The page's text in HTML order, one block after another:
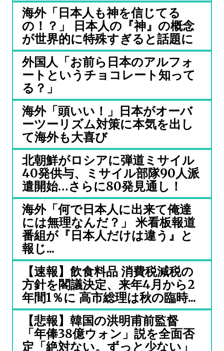
海外「日本人も神を信じてる
の！？」 日本人の『神』の概念
が世界的に特殊すぎると話題に
外国人「お前ら日本のアルフォ
ートというチョコレート知って
る？」
海外「頭いい！」日本がオーバ
ーツーリズム対策に本気を出し
て海外も大喜び
北朝鮮がロシアに弾道ミサイル
40発供与、ミサイル部隊90人派
遣開始…さらに80発見通し！
海外「何で日本人に出来て俺達
には無理なんだ？」 米看板報道
番組が『日本人だけは違う』と
報じ...
【速報】飲食料品 消費税減税の
方針を閣議決定、来年4月から2
年間1％に 高市総理は秋の臨時...
【悲報】韓国の洪明甫前監督
「年俸38億ウォン」説を全面否
定「絶対ない。ずっと少ない」